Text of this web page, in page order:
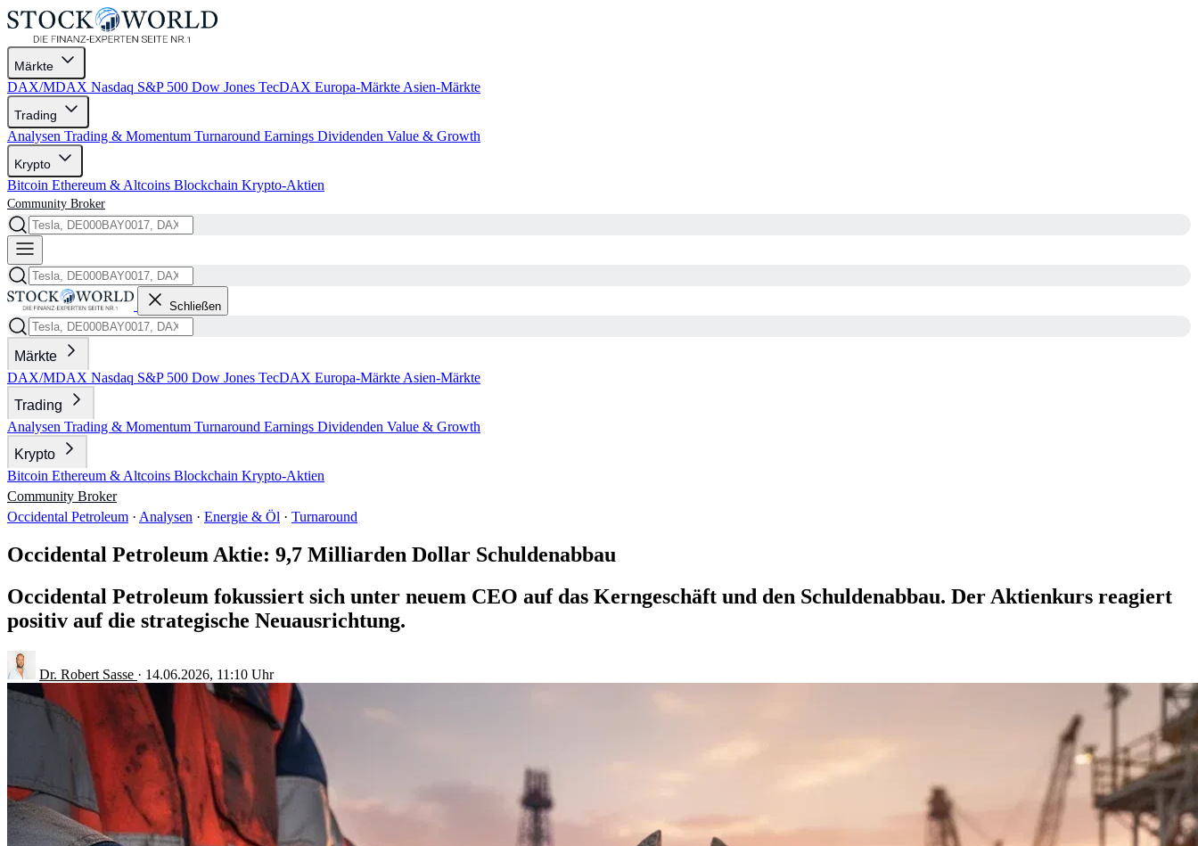
Märkte
DAX/MDAX Nasdaq S&P 500 Dow Jones TecDAX Europa-Märkte Asien-Märkte
Trading
Analysen Trading & Momentum Turnaround Earnings Dividenden Value & Growth
Krypto
Bitcoin Ethereum & Altcoins Blockchain Krypto-Aktien
Community Broker
Schließen
Märkte
DAX/MDAX Nasdaq S&P 500 Dow Jones TecDAX Europa-Märkte Asien-Märkte
Trading
Analysen Trading & Momentum Turnaround Earnings Dividenden Value & Growth
Krypto
Bitcoin Ethereum & Altcoins Blockchain Krypto-Aktien
Community Broker
Occidental Petroleum · Analysen · Energie & Öl · Turnaround
Occidental Petroleum Aktie: 9,7 Milliarden Dollar Schuldenabbau
Occidental Petroleum fokussiert sich unter neuem CEO auf das Kerngeschäft und den Schuldenabbau. Der Aktienkurs reagiert
positiv auf die strategische Neuausrichtung.
Dr. Robert Sasse · 14.06.2026, 11:10 Uhr